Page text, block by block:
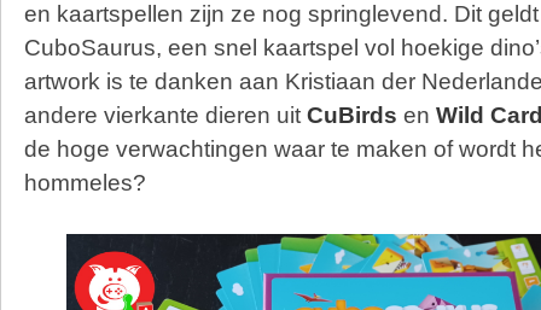
en kaartspellen zijn ze nog springlevend. Dit
CuboSaurus, een snel kaartspel vol hoekige
artwork is te danken aan Kristiaan der
andere vierkante dieren uit CuBirds en Wild
de hoge verwachtingen waar te maken of wordt
hommeles?